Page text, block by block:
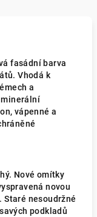
fasádní barva
Vhodá k
a
minerální
vápenné a
Nové omítky
novou
nesoudržné
podkladů